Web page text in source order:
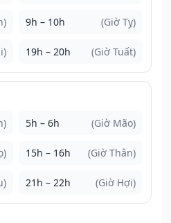
9h – 10h (Giờ Tỵ)
19h – 20h (Giờ Tuất)
5h – 6h (Giờ Mão)
15h – 16h (Giờ Thân)
21h – 22h (Giờ Hợi)